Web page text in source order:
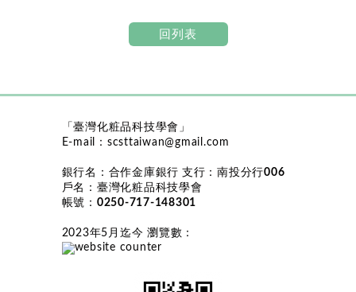
回列表
「臺灣化粧品科技學會」
E-mail： scsttaiwan@gmail.com
銀行名： 合作金庫銀行 支行： 南投分行006
戶名： 臺灣化粧品科技學會
帳號： 0250-717-148301
2023年5月迄今 瀏覽數 ：